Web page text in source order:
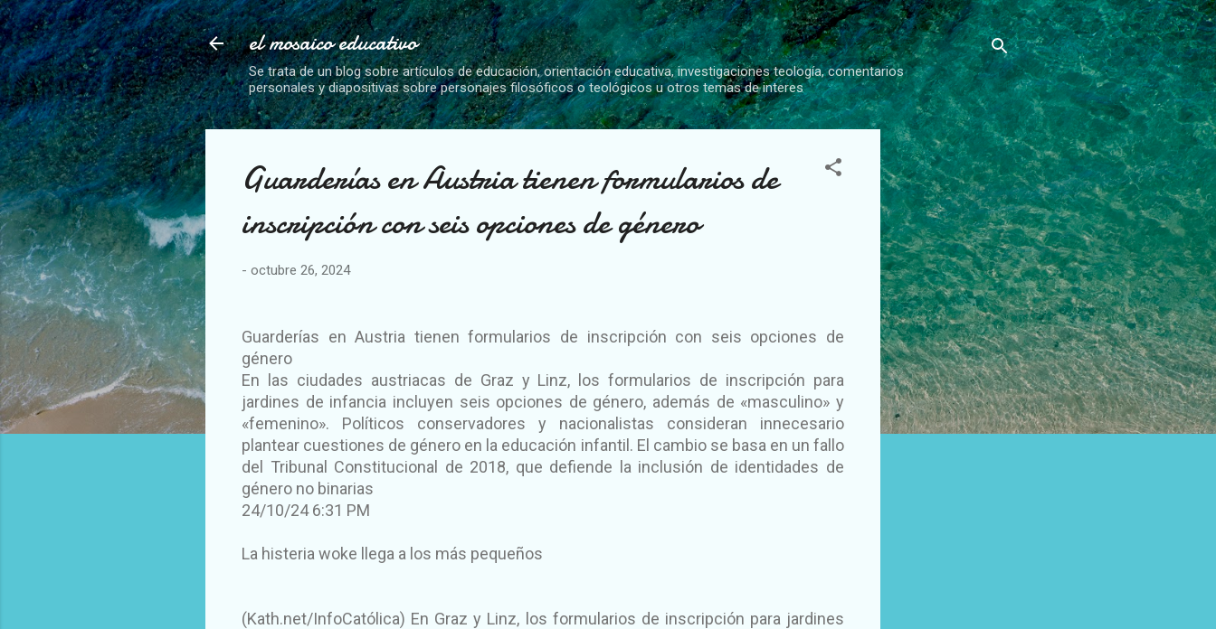
Ir al contenido principal
el mosaico educativo
Se trata de un blog sobre artículos de educación, orientación educativa, investigaciones teología, comentarios
personales y diapositivas sobre personajes filosóficos o teológicos u otros temas de interes
Guarderías en Austria tienen formularios de
inscripción con seis opciones de género
- octubre 26, 2024
Guarderías en Austria tienen formularios de inscripción con seis opciones de
género
En las ciudades austriacas de Graz y Linz, los formularios de inscripción para
jardines de infancia incluyen seis opciones de género, además de «masculino» y
«femenino». Políticos conservadores y nacionalistas consideran innecesario
plantear cuestiones de género en la educación infantil. El cambio se basa en un fallo
del Tribunal Constitucional de 2018, que defiende la inclusión de identidades de
género no binarias
24/10/24 6:31 PM
La histeria woke llega a los más pequeños
(Kath.net/InfoCatólica) En Graz y Linz, los formularios de inscripción para jardines